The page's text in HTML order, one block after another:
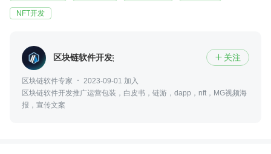
NFT开发
区块链软件开发推广运营  关注
区块链软件专家
2023-09-01 加入
区块链软件开发推广运营包装，白皮书，链游，dapp，nft，MG视频海
报，宣传文案